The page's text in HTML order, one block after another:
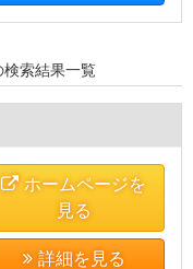
索結果一覧
ホームページを
見る
詳細を見る